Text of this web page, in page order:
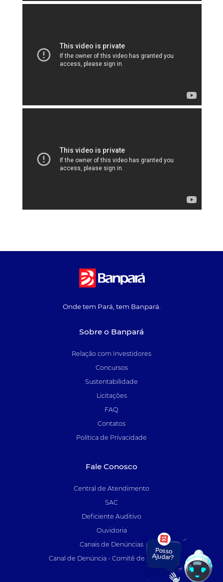
Onde tem Pará, tem Banpará.
Sobre o Banpará
Relação com Investidores
Concursos
Sustentabilidade
Licitações
FAQ
Contatos
Política de Privacidade
Fale Conosco
Central de Atendimento
SAC
Deficiente Auditivo
Ouvidoria
Canais de Denúncias
Canal de Denúncia - Comitê de Auditoria